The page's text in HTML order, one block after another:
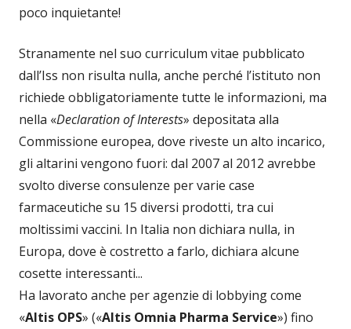
poco inquietante!
Stranamente nel suo curriculum vitae pubblicato
dall’Iss non risulta nulla, anche perché l’istituto non
richiede obbligatoriamente tutte le informazioni, ma
nella «Declaration of Interests» depositata alla
Commissione europea, dove riveste un alto incarico,
gli altarini vengono fuori: dal 2007 al 2012 avrebbe
svolto diverse consulenze per varie case
farmaceutiche su 15 diversi prodotti, tra cui
moltissimi vaccini. In Italia non dichiara nulla, in
Europa, dove è costretto a farlo, dichiara alcune
cosette interessanti...
Ha lavorato anche per agenzie di lobbying come
«Altis OPS» («Altis Omnia Pharma Service») fino